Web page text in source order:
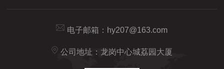
电子邮箱： hy207@163.com
公司地址：龙岗中心城荔园大厦